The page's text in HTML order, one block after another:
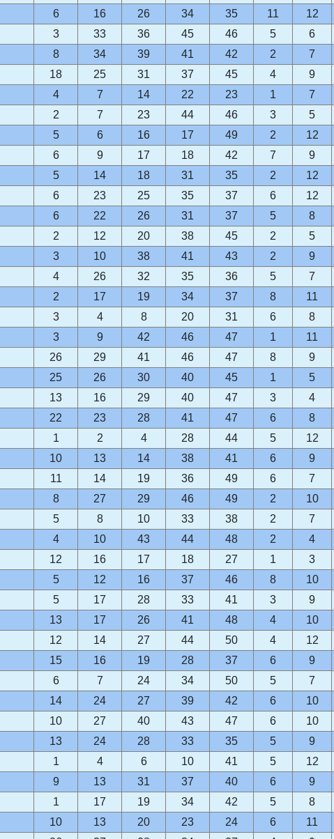
6 16 26 34 35 11
12
3 33 36 45 46 5
6
8 34 39 41 42 2
7
18 25 31 37 45 4
9
4 7 14 22 23 1
7
2 7 23 44 46 3 5
5 6 16 17 49 2
12
6 9 17 18 42 7
9
5 14 18 31 35 2
12
6 23 25 35 37 6
12
6 22 26 31 37 5
8
2 12 20 38 45 2
5
3 10 38 41 43 2
9
4 26 32 35 36 5
7
2 17 19 34 37 8
11
3 4 8 20 31 6
8
3 9 42 46 47 1
11
26 29 41 46 47 8
9
25 26 30 40 45 1
5
13 16 29 40 47 3 4
22 23 28 41 47 6
8
1 2 4 28 44 5
12
10 13 14 38 41 6
9
11 14 19 36 49 6
7
8 27 29 46 49 2
10
5 8 10 33 38 2
7
4 10 43 44 48 2
4
12 16 17 18 27 1
3
5 12 16 37 46 8
10
5 17 28 33 41 3
9
13 17 26 41 48 4
10
12 14 27 44 50 4 12
15 16 19 28 37 6
9
6 7 24 34 50 5
7
14 24 27 39 42 6
10
10 27 40 43 47 6
10
13 24 28 33 35 5
9
1 4 6 10 41 5
12
9 13 31 37 40 6
9
1 17 19 34 42 5
8
10 13 20 23 24 6
11